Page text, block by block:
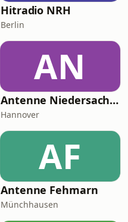
Hitradio NRH
Berlin
AN
Antenne Niedersachsen Schlager
Hannover
AF
Antenne Fehmarn
Münchhausen